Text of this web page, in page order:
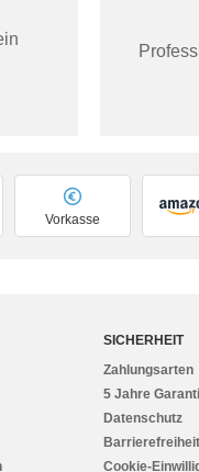
Vorkasse
SICHERHEIT
Zahlungsarten
5 Jahre
Datenschutz
Barrierefreiheit
Cookie-